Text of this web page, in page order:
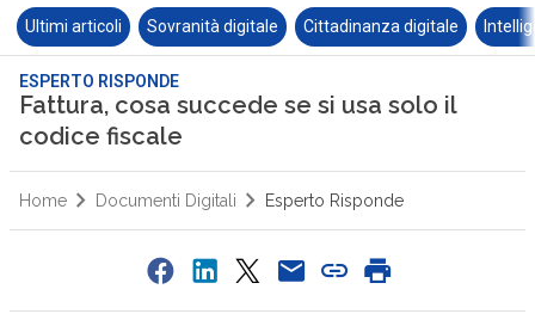
Ultimi articoli Sovranità digitale Cittadinanza digitale
ESPERTO RISPONDE
Fattura, cosa succede se si usa solo il
codice fiscale
Home Documenti Digitali Esperto Risponde